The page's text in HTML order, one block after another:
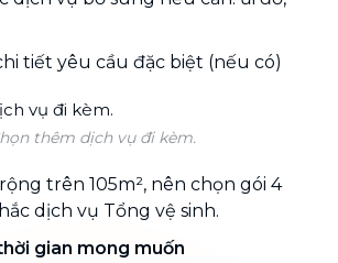
tiết yêu cầu đặc biệt (nếu có)
thêm dịch vụ đi kèm.
trên 105m², nên chọn gói 4
dịch vụ Tổng vệ sinh.
gian mong muốn